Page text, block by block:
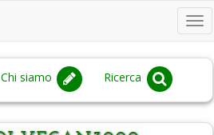
Chi siamo Ricerca